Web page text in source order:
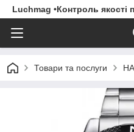
Luchmag •Контроль якості
Товари та послуги